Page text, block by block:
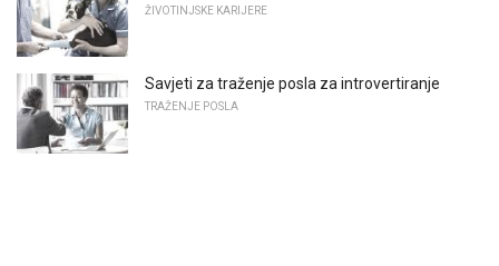
ŽIVOTINJSKE KARIJERE
Savjeti za traženje posla za introvertiranje
TRAŽENJE POSLA